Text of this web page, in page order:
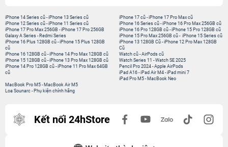
iPhone 14 Series cũ -iPhone 13 Series cũ
iPhone 12 Series cũ -iPhone 11 Series cũ
iPhone 17 Pro Max 256GB -iPhone 17 Pro 256GB
Galaxy A Series - Redmi Series
iPhone 17 cũ -iPhone 17 Pro Max cũ
iPhone 16 Series cũ - iPhone 16 Pro Max 256GB cũ
iPhone 16 Pro 128GB cũ -iPhone 15 Pro 128GB cũ
iPhone 15 Pro Max 256GB cũ - iPhone 15 Series cũ
iPhone 16 Plus 128GB cũ -iPhone 15 Plus 128GB
cũ
iPhone 16 128GB cũ -iPhone 14 Pro Max 128GB cũ
iPhone 15 128GB cũ -iPhone 13 Pro Max 128GB cũ
iPhone 14 Pro 128GB cũ -iPhone 11 Pro Max 64GB
cũ
iPhone 13 128GB Cũ -iPhone 12 Pro Max 128GB
Cũ
Watch cũ -AirPods cũ
Watch Series 11 -Watch SE 2025
Pencil Pro 2024 -Apple AirPods
iPad A16 -iPad Air M4 -iPad mini 7
iPad Pro M5 - MacBook Neo
MacBook Pro M5 - MacBook Air M5
Loa Sounarc - Phụ kiện chính hãng
Kết nối 24hStore